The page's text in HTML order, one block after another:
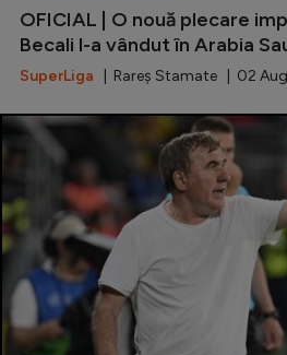
OFICIAL | O nouă plecare
Becali l-a vândut în Arabia
SuperLiga | Rareș Stamate | 02